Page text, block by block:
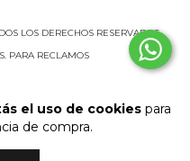
el uso de cookiespara
de compra.
LOS DERECHOS RESERVADOS.
PARA RECLAMOS
INGRESÁ ACÁ.